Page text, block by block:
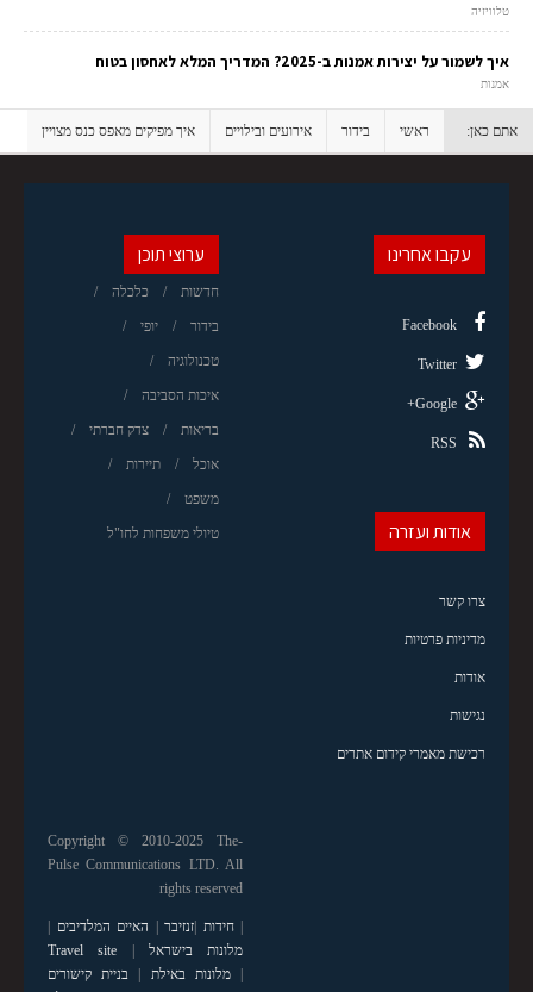
טלוויזיה
איך לשמור על יצירות אמנות ב-2025? המדריך המלא לאחסון בטוח
אמנות
אתם כאן: ראשי בידור אירועים ובילויים איך מפיקים מאפס כנס מצויין
ערוצי תוכן
חדשות כלכלה
בידור יופי
טכנולוגיה
איכות הסביבה
בריאות צדק חברתי
אוכל תיירות
משפט
טיולי משפחות לחו"ל
עקבו אחרינו
Facebook
Twitter
Google+
RSS
אודות ועזרה
צרו קשר
מדיניות פרטיות
אודות
נגישות
רכישת מאמרי קידום אתרים
Copyright © 2010-2025 The-
Pulse Communications LTD. All
rights reserved
|חידות זנזיבר האיים המלדיבים
מלונות בישראל
Travel site
|מלונות באילת
בניית קישורים